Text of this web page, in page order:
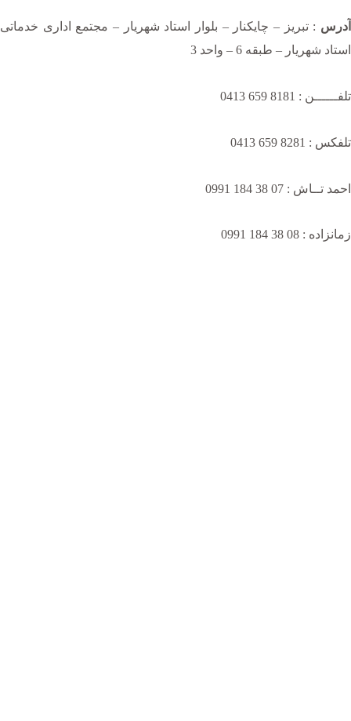
آدرس : تبریز – چایکنار – بلوار استاد شهریار – مجتمع اداری خدماتی
استاد شهریار – طبقه 6 – واحد 3
تلفــــــن : 8181 659 0413
تلفکس : 8281 659 0413
احمد تــاش : 07 38 184 0991
زمانزاده : 08 38 184 0991